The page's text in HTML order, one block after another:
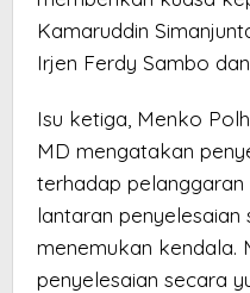
Kamaruddin
Irjen Ferdy Sambo
Isu ketiga, Menko
MD mengatakan
terhadap
lantaran penyelesaian
menemukan kendala.
penyelesaian secara